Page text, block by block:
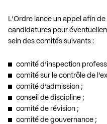
L’Ordre lance un appel afin
candidatures pour
sein des comités suivants :
comité d’inspection
comité sur le contrôle de
comité d’admission ;
conseil de discipline ;
comité de révision ;
comité de gouvernance ;